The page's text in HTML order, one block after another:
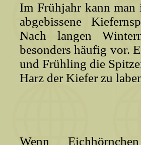
Im Frühjahr kann man
abgebissene
Nach langen
besonders häufig vor.
und Frühling die
Harz der Kiefer zu
Wenn